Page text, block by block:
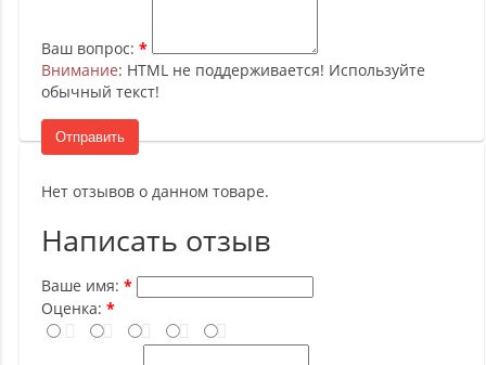
Ваш вопрос:
Внимание: HTML не поддерживается! Используйте
обычный текст!
Отправить
Нет отзывов о данном товаре.
Написать отзыв
Ваше имя:
Оценка: